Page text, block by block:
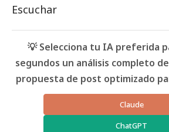
Escuchar
💡 Selecciona tu IA preferida
segundos un análisis completo
propuesta de post optimizado
Claude
ChatGPT